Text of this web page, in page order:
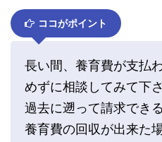
ココがポイント
長い間、養育費が支払
めずに相談してみて下さ
過去に遡って請求でき
養育費の回収が出来た